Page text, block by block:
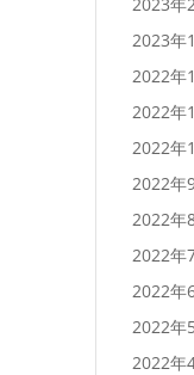
2023年
2022年
2022年
2022年
2022年
2022年
2022年
2022年
2022年
2022年